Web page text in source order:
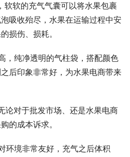
软软的充气气囊可以将水果包裹
吸收殆尽，水果在运输过程中安
损伤、损耗。
，纯净透明的气柱袋，搭配颜色
后印象非常好，为水果电商带来
论对于批发市场、还是水果电商
的成本诉求。
环境非常友好，充气之后体积